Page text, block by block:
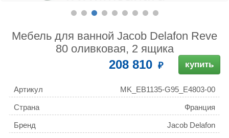
Мебель для ванной Jacob Delafon Reve
80 оливковая, 2 ящика
208 810 купить
Артикул MK_EB1135-G95_E4803-00
Страна Франция
Бренд Jacob Delafon